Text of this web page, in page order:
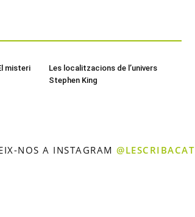
misteri
Les localitzacions de l’univers
Stephen King
NOS A INSTAGRAM @LESCRIBACAT